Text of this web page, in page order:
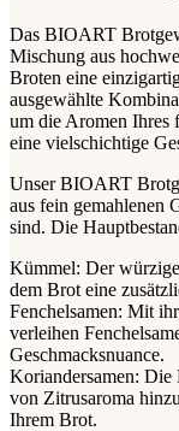
Das BIOART
Mischung aus
Broten eine
ausgewählte
um die Aromen Ihres
eine vielschichtige
Unser BIOART
aus fein gemahlenen
sind. Die
Kümmel: Der
dem Brot eine
Fenchelsamen: Mit
verleihen
Geschmacksnuance.
Koriandersamen: Die
von Zitrusaroma
Ihrem Brot.